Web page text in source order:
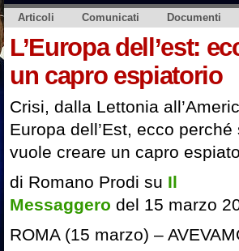
Articoli Comunicati Documenti
L’Europa dell’est:
un capro espiatorio
Crisi, dalla Lettonia
Europa dell’Est, ecco perché
vuole creare un capro
di Romano Prodi su Il
Messaggero del 15 marzo
ROMA (15 marzo) –